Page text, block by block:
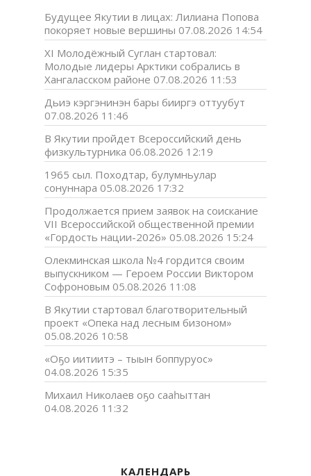
Будущее Якутии в лицах: Лилиана Попова
покоряет новые вершины 07.08.2026 14:54
XI Молодёжный Суглан стартовал:
Молодые лидеры Арктики собрались в
Хангаласском районе 07.08.2026 11:53
Дьиэ кэргэнинэн бары бииргэ оттуубут
07.08.2026 11:46
В Якутии пройдет Всероссийский день
физкультурника 06.08.2026 12:19
1965 сыл. Походтар, булумньулар
сонуннара 05.08.2026 17:32
Продолжается прием заявок на соискание
VII Всероссийской общественной премии
«Гордость нации-2026» 05.08.2026 15:24
Олекминская школа №4 гордится своим
выпускником — Героем России Виктором
Софроновым 05.08.2026 11:08
В Якутии стартовал благотворительный
проект «Опека над лесным бизоном»
05.08.2026 10:58
«Оҕо иитиитэ – тыын боппуруос»
04.08.2026 15:35
Михаил Николаев оҕо сааһыттан
04.08.2026 11:32
КАЛЕНДАРЬ